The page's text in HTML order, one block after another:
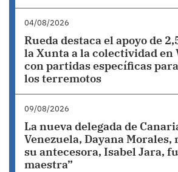
04/08/2026
Rueda destaca el apoyo de
la Xunta a la colectividad en
con partidas específicas
los terremotos
09/08/2026
La nueva delegada de
Venezuela, Dayana Morales,
su antecesora, Isabel Jara,
maestra”